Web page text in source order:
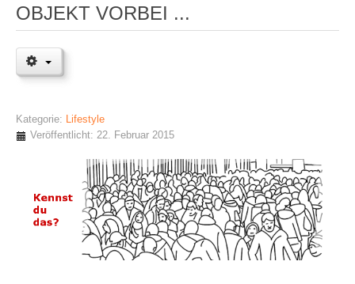
OBJEKT VORBEI ...
Kategorie: Lifestyle
Veröffentlicht: 22. Februar 2015